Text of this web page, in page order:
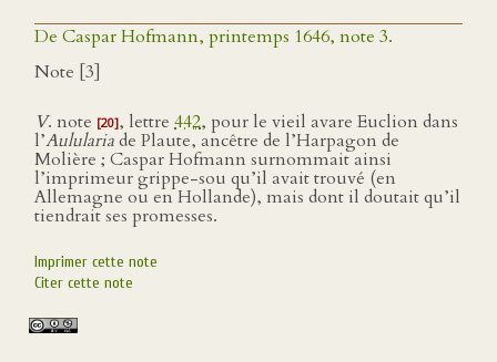
De Caspar Hofmann, printemps 1646, note 3.
Note [3]
V. note [20], lettre 442, pour le vieil avare Euclion dans
l’Aululariade Plaute, ancêtre de l’Harpagon de
Molière ; Caspar Hofmann surnommait ainsi
l’imprimeur grippe-sou qu’il avait trouvé (en
Allemagne ou en Hollande), mais dont il doutait qu’il
tiendrait ses promesses.
Imprimer cette note
Citer cette note